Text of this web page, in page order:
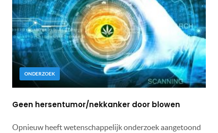
ONDERZOEK
Geen hersentumor/nekkanker door blowen
Opnieuw heeft wetenschappelijk onderzoek aangetoond